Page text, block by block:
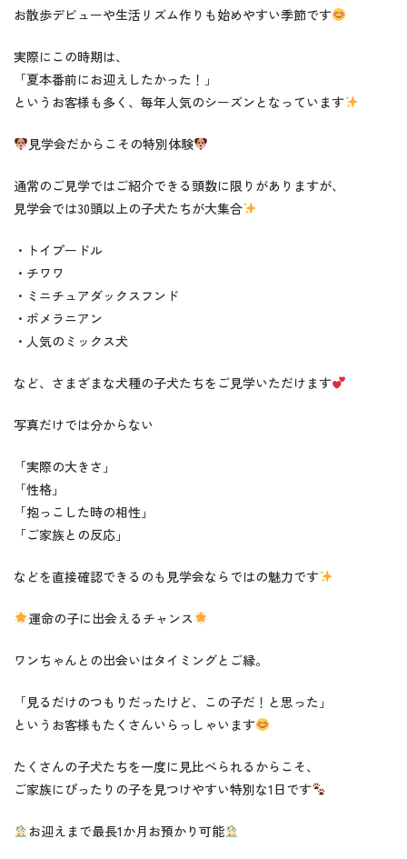
お散歩デビューや生活リズム作りも始めやすい季節です
実際にこの時期は、
「夏本番前にお迎えしたかった！」
というお客様も多く、毎年人気のシーズンとなっています
見学会だからこその特別体験
通常のご見学ではご紹介できる頭数に限りがありますが、
見学会では30頭以上の子犬たちが大集合
・トイプードル
・チワワ
・ミニチュアダックスフンド
・ポメラニアン
・人気のミックス犬
など、さまざまな犬種の子犬たちをご見学いただけます
写真だけでは分からない
「実際の大きさ」
「性格」
「抱っこした時の相性」
「ご家族との反応」
などを直接確認できるのも見学会ならではの魅力です
運命の子に出会えるチャンス
ワンちゃんとの出会いはタイミングとご縁。
「見るだけのつもりだったけど、この子だ！と思った」
というお客様もたくさんいらっしゃいます
たくさんの子犬たちを一度に見比べられるからこそ、
ご家族にぴったりの子を見つけやすい特別な1日です
お迎えまで最長1か月お預かり可能